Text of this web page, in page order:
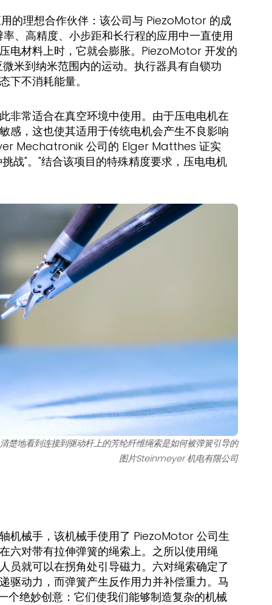
的理想合作伙伴：该公司与 PiezoMotor 的成
、高精度、小步距和长行程的应用中一直使用
电材料上时，它就会膨胀。PiezoMotor 开发的
米到纳米范围内的运动。执行器具有自锁功
下不消耗能量。
非常适合在真空环境中使用。由于压电电机在
感，这也使其适用于传统电机会产生不良影响
Mechatronik 公司的 Elger Matthes 证实
战"。"结合该项目的特殊精度要求，压电电机
地看到连接到驱动杆上的芳纶纤维绳索是如何被弹簧引导的
图片Steinmeyer 机电有限公司
机械手，该机械手使用了 PiezoMotor 公司生
六对带有拉伸弹簧的绳索上。之所以使用绳
员就可以在拐角处引导磁力。六对绳索确定了
驱动力，而弹簧产生反作用力并补偿重力。马
个绝妙创意：它们使我们能够制造复杂的机械